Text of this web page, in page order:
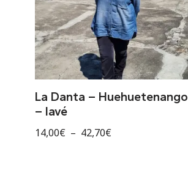
La Danta – Huehuetenango
– lavé
14,00€ – 42,70€